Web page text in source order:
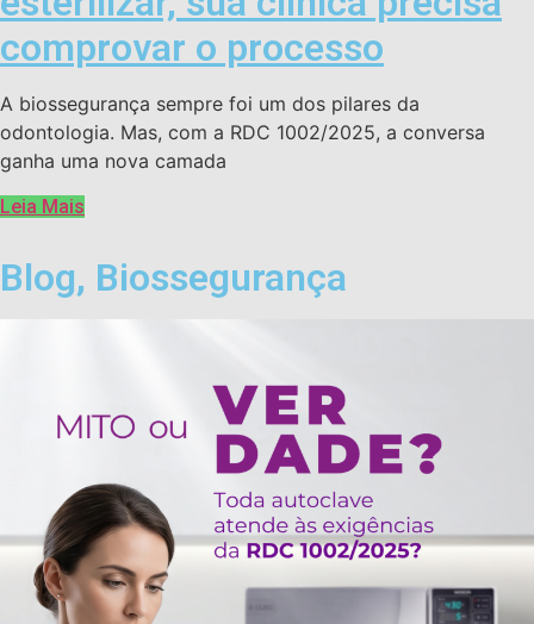
comprovar o processo
A biossegurança sempre foi um dos pilares da
odontologia. Mas, com a RDC 1002/2025, a conversa
ganha uma nova camada
Leia Mais
Blog, Biossegurança